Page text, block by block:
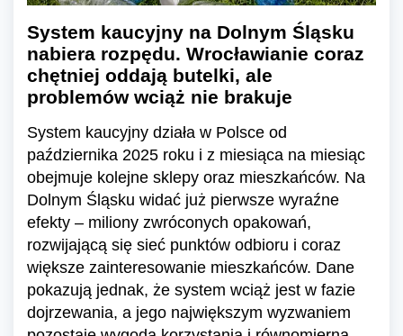
System kaucyjny na Dolnym Śląsku
nabiera rozpędu. Wrocławianie coraz
chętniej oddają butelki, ale
problemów wciąż nie brakuje
System kaucyjny działa w Polsce od
października 2025 roku i z miesiąca na miesiąc
obejmuje kolejne sklepy oraz mieszkańców. Na
Dolnym Śląsku widać już pierwsze wyraźne
efekty – miliony zwróconych opakowań,
rozwijającą się sieć punktów odbioru i coraz
większe zainteresowanie mieszkańców. Dane
pokazują jednak, że system wciąż jest w fazie
dojrzewania, a jego największym wyzwaniem